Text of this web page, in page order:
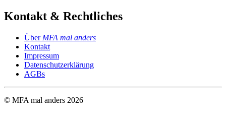
Kontakt & Rechtliches
Über MFA mal anders
Kontakt
Impressum
Datenschutzerklärung
AGBs
© MFA mal anders 2026